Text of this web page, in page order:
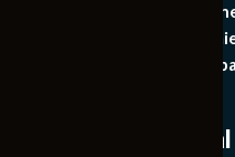
principal objetivo
general de los
importantes de nuestro
Conoce nuestro canal